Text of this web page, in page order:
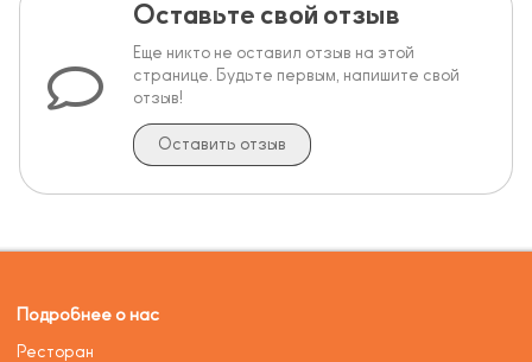
Оставьте свой отзыв
Еще никто не оставил отзыв на этой
странице. Будьте первым, напишите свой
отзыв!
Оставить отзыв
Подробнее о нас
Ресторан